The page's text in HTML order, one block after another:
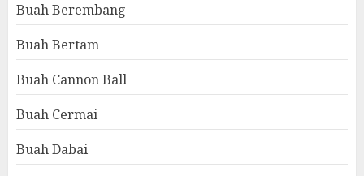
Buah Berembang
Buah Bertam
Buah Cannon Ball
Buah Cermai
Buah Dabai